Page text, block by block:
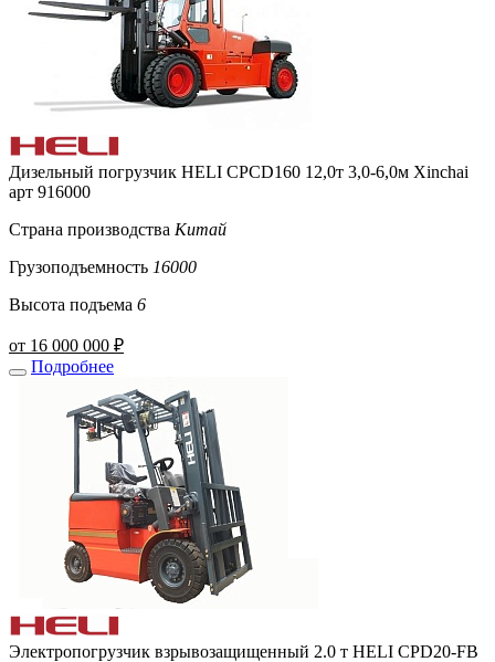
Дизельный погрузчик HELI CPCD160 12,0т 3,0-6,0м Xinchai
арт 916000
Страна производства Китай
Грузоподъемность 16000
Высота подъема 6
от 16 000 000 ₽
Подробнее
Электропогрузчик взрывозащищенный 2.0 т HELI CPD20-FB